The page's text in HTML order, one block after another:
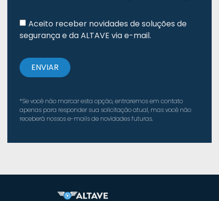
Aceito receber novidades de soluções de
segurança e da ALTAVE via e-mail.
ENVIAR
*Se você não marcar esta opção, entraremos em contato
apenas para responder sua solicitação atual, mas você não
receberá nossos e-mails de novidades futuras.